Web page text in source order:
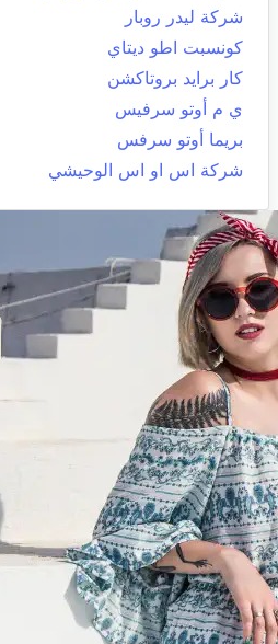
شركة ليدر روبار
كونسبت اطو ديتاي
كار برايد بروتاكشن
ي م أوتو سرفيس
بريما أوتو سرفس
شركة اس او اس الوحيشي